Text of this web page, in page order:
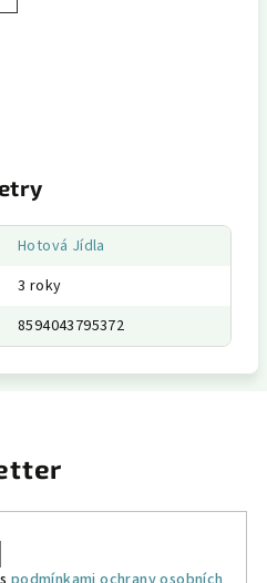
Hotová Jídla
3 roky
8594043795372